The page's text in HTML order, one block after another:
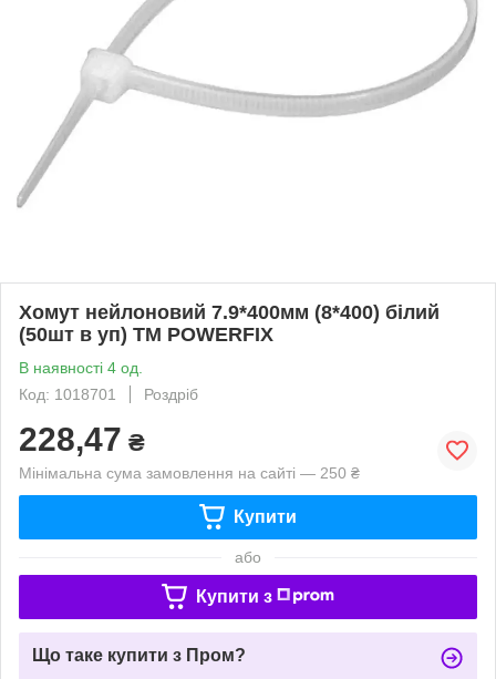
Хомут нейлоновий 7.9*400мм (8*400) білий
(50шт в уп) ТМ POWERFIX
В наявності 4 од.
Код: 1018701
Роздріб
228,47 ₴
Мінімальна сума замовлення на сайті — 250 ₴
Купити
або
Купити з
Що таке купити з Пром?